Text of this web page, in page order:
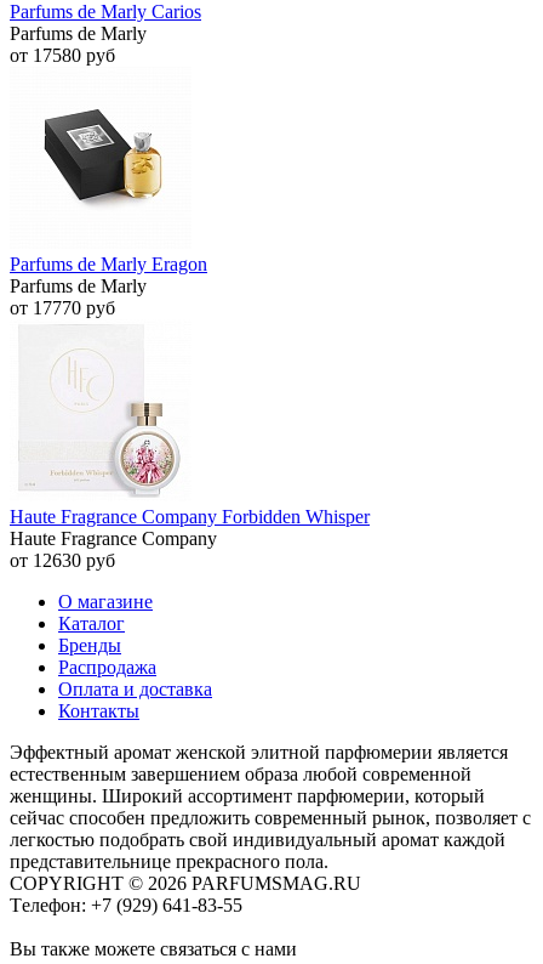
Parfums de Marly Carios
Parfums de Marly
от 17580 руб
Parfums de Marly Eragon
Parfums de Marly
от 17770 руб
Haute Fragrance Company Forbidden Whisper
Haute Fragrance Company
от 12630 руб
О магазине
Каталог
Бренды
Распродажа
Оплата и доставка
Контакты
Эффектный аромат женской элитной парфюмерии является
естественным завершением образа любой современной
женщины. Широкий ассортимент парфюмерии, который
сейчас способен предложить современный рынок, позволяет с
легкостью подобрать свой индивидуальный аромат каждой
представительнице прекрасного пола.
COPYRIGHT © 2026 PARFUMSMAG.RU
Tелефон: +7 (929) 641-83-55
Вы также можете связаться с нами